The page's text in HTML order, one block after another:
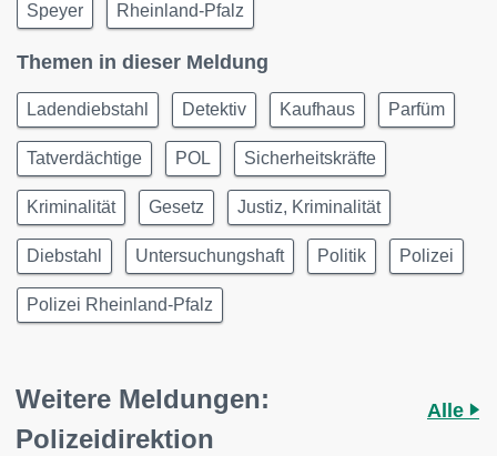
Speyer Rheinland-Pfalz
Themen in dieser Meldung
Ladendiebstahl Detektiv Kaufhaus Parfüm
Tatverdächtige POL Sicherheitskräfte
Kriminalität Gesetz Justiz, Kriminalität
Diebstahl Untersuchungshaft Politik Polizei
Polizei Rheinland-Pfalz
Weitere Meldungen:
Polizeidirektion
Alle